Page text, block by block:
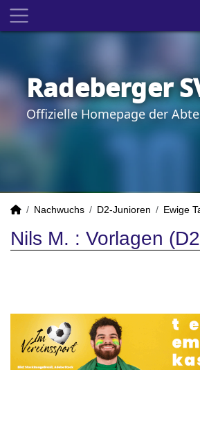
Radeberger
Offizielle Homepage der
Nachwuchs D2-Junioren Ewige
Nils M. : Vorlagen